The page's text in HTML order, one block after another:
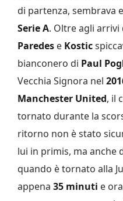
di partenza, sembrava
Serie A. Oltre agli arrivi
Paredes e Kostic
bianconero di Paul
Vecchia Signora nel
Manchester United, il
tornato durante la
ritorno non è stato
lui in primis, ma anche
quando è tornato alla
appena 35 minuti e